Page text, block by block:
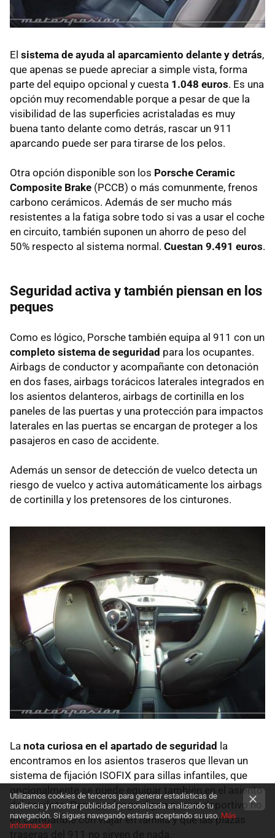
El sistema de ayuda al aparcamiento delante y detrás,
que apenas se puede apreciar a simple vista, forma
parte del equipo opcional y cuesta 1.048 euros. Es una
opción muy recomendable porque a pesar de que la
visibilidad de las superficies acristaladas es muy
buena tanto delante como detrás, rascar un 911
aparcando puede ser para tirarse de los pelos.
Otra opción disponible son los Porsche Ceramic
Composite Brake (PCCB) o más comunmente, frenos
carbono cerámicos. Además de ser mucho más
resistentes a la fatiga sobre todo si vas a usar el coche
en circuito, también suponen un ahorro de peso del
50% respecto al sistema normal. Cuestan 9.491 euros.
Seguridad activa y también piensan en los
peques
Como es lógico, Porsche también equipa al 911 con un
completo sistema de seguridad para los ocupantes.
Airbags de conductor y acompañante con detonación
en dos fases, airbags torácicos laterales integrados en
los asientos delanteros, airbags de cortinilla en los
paneles de las puertas y una protección para impactos
laterales en las puertas se encargan de proteger a los
pasajeros en caso de accidente.
Además un sensor de detección de vuelco detecta un
riesgo de vuelco y activa automáticamente los airbags
de cortinilla y los pretensores de los cinturones.
La nota curiosa en el apartado de seguridad la
encontramos en los asientos traseros que llevan un
sistema de fijación ISOFIX para sillas infantiles, que
opcionalmente se puede equipar también en el asiento
del copiloto. Para que luego digan que un deportivo no
es compatible con viajar en familia y que las plazas
traseras del 911 no sirven de nada.
Utilizamos cookies de terceros para generar estadísticas de
audiencia y mostrar publicidad personalizada analizando tu
navegación. Si sigues navegando estarás aceptando su uso. Más
información